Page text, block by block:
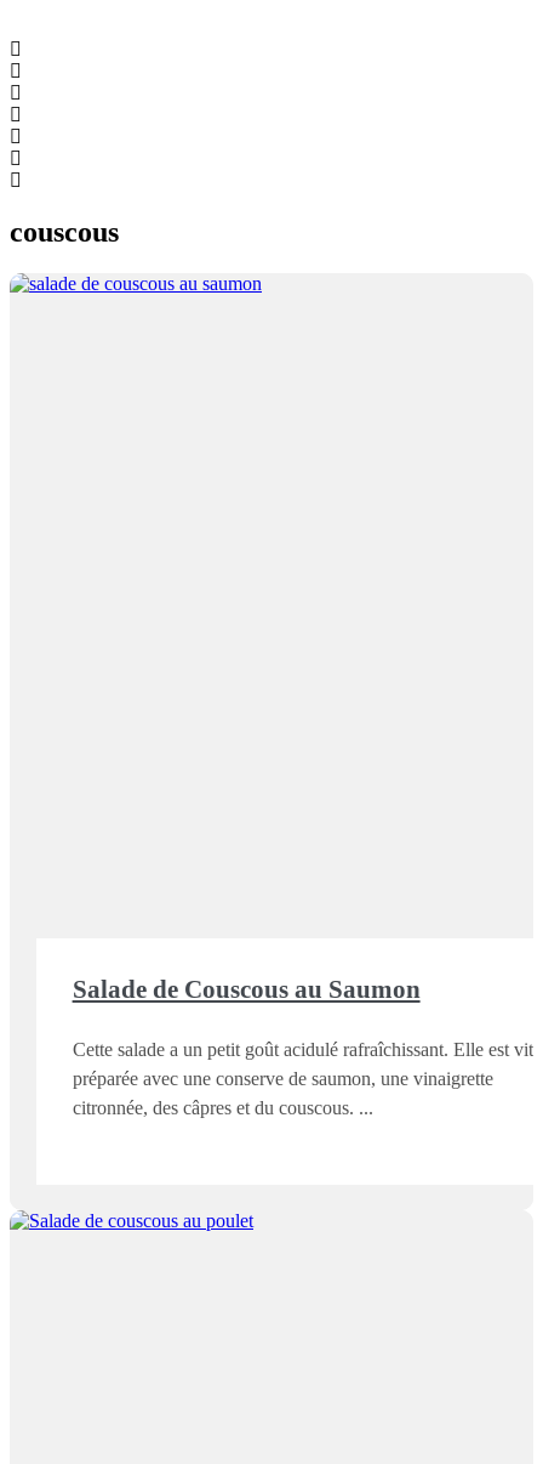
couscous
Salade de Couscous au Saumon
Cette salade a un petit goût acidulé rafraîchissant. Elle est vite
préparée avec une conserve de saumon, une vinaigrette
citronnée, des câpres et du couscous.